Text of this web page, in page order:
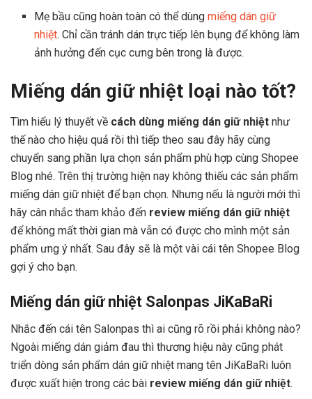
Mẹ bầu cũng hoàn toàn có thể dùngmiếng dán giữ
nhiệt. Chỉ cần tránh dán trực tiếp lên bụng để không làm
ảnh hưởng đến cục cưng bên trong là được.
Miếng dán giữ nhiệt loại nào tốt?
Tìm hiểu lý thuyết về cách dùng miếng dán giữ nhiệt như
thế nào cho hiệu quả rồi thì tiếp theo sau đây hãy cùng
chuyển sang phần lựa chọn sản phẩm phù hợp cùng Shopee
Blog nhé. Trên thị trường hiện nay không thiếu các sản phẩm
miếng dán giữ nhiệt để bạn chọn. Nhưng nếu là người mới thì
hãy cân nhắc tham khảo đến review miếng dán giữ nhiệt
để không mất thời gian mà vẫn có được cho mình một sản
phẩm ưng ý nhất. Sau đây sẽ là một vài cái tên Shopee Blog
gợi ý cho bạn.
Miếng dán giữ nhiệt Salonpas JiKaBaRi
Nhắc đến cái tên Salonpas thì ai cũng rõ rồi phải không nào?
Ngoài miếng dán giảm đau thì thương hiệu này cũng phát
triển dòng sản phẩm dán giữ nhiệt mang tên JiKaBaRi luôn
được xuất hiện trong các bài review miếng dán giữ nhiệt.